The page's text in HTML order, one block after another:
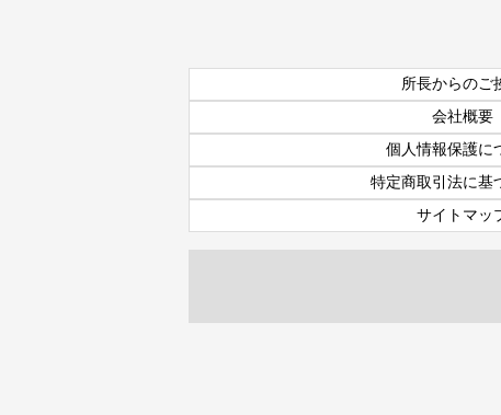
所長からのご
会社概要
個人情報保護に
特定商取引法に基
サイトマッ